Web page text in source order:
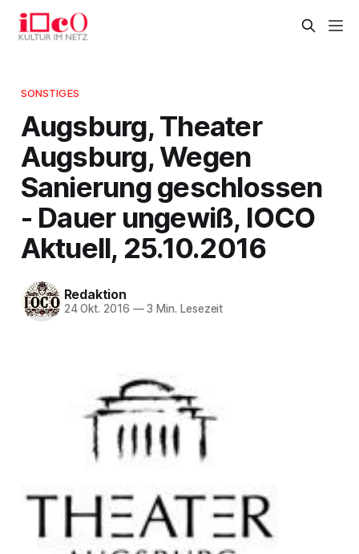
SONSTIGES
Augsburg, Theater
Augsburg, Wegen
Sanierung geschlossen
- Dauer ungewiß, IOCO
Aktuell, 25.10.2016
Redaktion
24 Okt. 2016 —3 Min. Lesezeit